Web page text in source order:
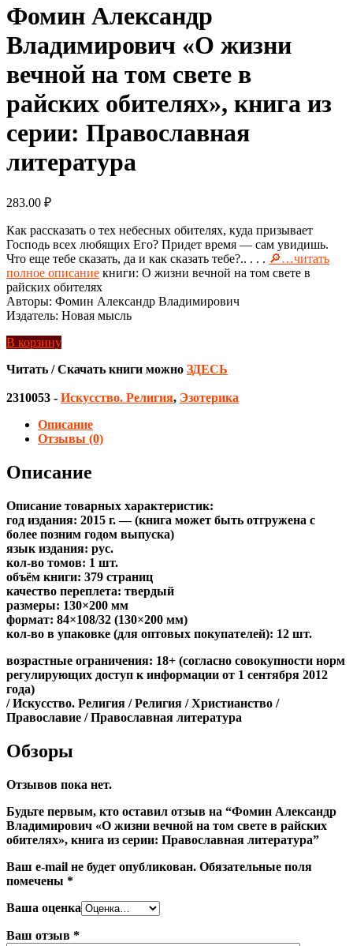
Фомин Александр
Владимирович «О жизни
вечной на том свете в
райских обителях», книга из
серии: Православная
литература
283.00 ₽
Как рассказать о тех небесных обителях, куда призывает
Господь всех любящих Его? Придет время — сам увидишь.
Что еще тебе сказать, да и как сказать тебе?.. . . . 🔎…читать
полное описание книги: О жизни вечной на том свете в
райских обителях
Авторы: Фомин Александр Владимирович
Издатель: Новая мысль
В корзину
Читать / Скачать книги можно ЗДЕСЬ
2310053 - Искусство. Религия, Эзотерика
Описание
Отзывы (0)
Описание
Описание товарных характеристик:
год издания: 2015 г. — (книга может быть отгружена c
более позним годом выпуска)
язык издания: рус.
кол-во томов: 1 шт.
объём книги: 379 страниц
качество переплета: твердый
размеры: 130×200 мм
формат: 84×108/32 (130×200 мм)
кол-во в упаковке (для оптовых покупателей): 12 шт.
возрастные ограничения: 18+ (согласно совокупности норм
регулирующих доступ к информации от 1 сентября 2012
года)
/ Искусство. Религия / Религия / Христианство /
Православие / Православная литература
Обзоры
Отзывов пока нет.
Будьте первым, кто оставил отзыв на “Фомин Александр
Владимирович «О жизни вечной на том свете в райских
обителях», книга из серии: Православная литература”
Ваш e-mail не будет опубликован. Обязательные поля
помечены *
Ваша оценка
Ваш отзыв *